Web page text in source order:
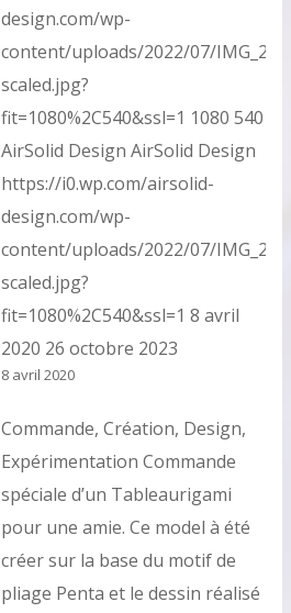
design.com/wp-
content/uploads/2022/07/
scaled.jpg?
fit=1080%2C540&ssl=1 1080 540
AirSolid Design AirSolid Design
https://i0.wp.com/airsolid-
design.com/wp-
content/uploads/2022/07/
scaled.jpg?
fit=1080%2C540&ssl=1 8 avril
2020 26 octobre 2023
8 avril 2020
Commande, Création, Design,
Expérimentation Commande
spéciale d’un Tableaurigami
pour une amie. Ce model à été
créer sur la base du motif de
pliage Penta et le dessin réalisé